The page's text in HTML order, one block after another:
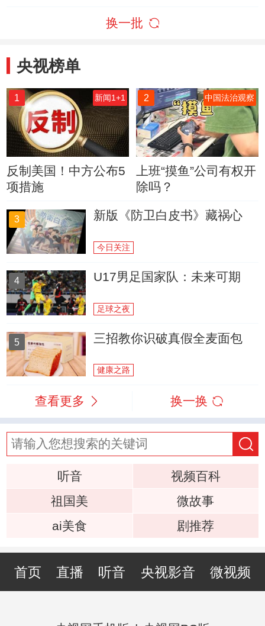
换一批
央视榜单
1 新闻1+1
反制美国！中方公布5
项措施
2 中国法治观察
上班“摸鱼”公司有权开
除吗？
3 新版《防卫白皮书》藏祸心
今日关注
4 U17男足国家队：未来可期
足球之夜
5 三招教你识破真假全麦面包
健康之路
查看更多 换一换
听音
视频百科
祖国美
微故事
ai美食
剧推荐
首页 直播 听音 央视影音 微视频